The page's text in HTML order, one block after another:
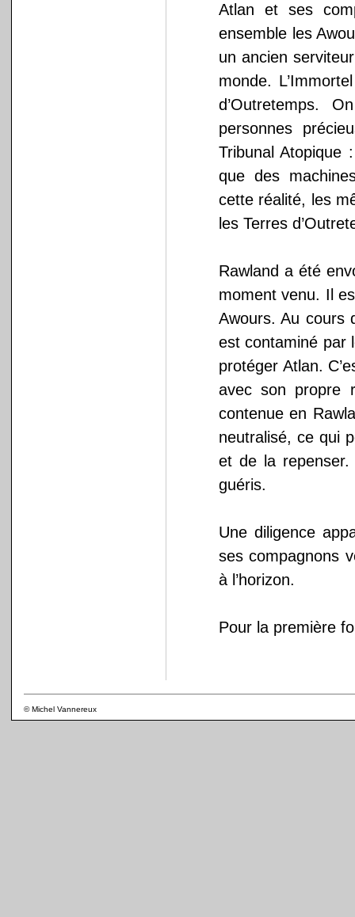
Atlan et ses
ensemble les
un ancien
monde.
d’Outretemps.
personnes
Tribunal Atopique
que des
cette réalité, les
les Terres
Rawland a été
moment venu. Il
Awours. Au cours
est contaminé par
protéger Atlan.
avec son propre
contenue en
neutralisé, ce qui
et de la repenser.
guéris.
Une diligence
ses compagnons
à l’horizon.
Pour la première
© Michel Vannereux